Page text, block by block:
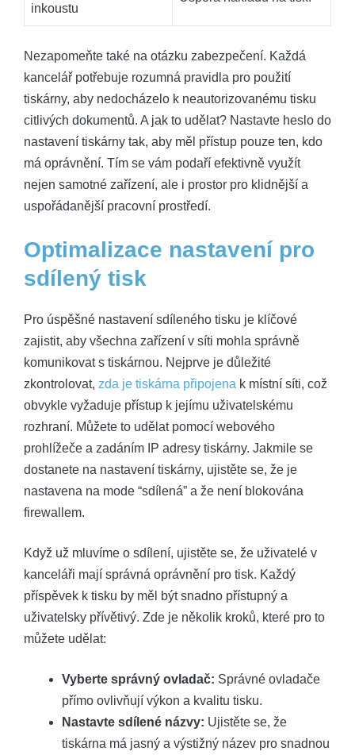
inkoustu
Nezapomeňte také na otázku zabezpečení. Každá
kancelář potřebuje rozumná pravidla pro použití
tiskárny, aby nedocházelo k neautorizovanému tisku
citlivých dokumentů. A jak to udělat? Nastavte heslo do
nastavení tiskárny tak, aby měl přístup pouze ten, kdo
má oprávnění. Tím se vám podaří efektivně využít
nejen samotné zařízení, ale i prostor pro klidnější a
uspořádanější pracovní prostředí.
Optimalizace nastavení pro
sdílený tisk
Pro úspěšné nastavení sdíleného tisku je klíčové
zajistit, aby všechna zařízení v síti mohla správně
komunikovat s tiskárnou. Nejprve je důležité
zkontrolovat, zda je tiskárna připojena k místní síti, což
obvykle vyžaduje přístup k jejímu uživatelskému
rozhraní. Můžete to udělat pomocí webového
prohlížeče a zadáním IP adresy tiskárny. Jakmile se
dostanete na nastavení tiskárny, ujistěte se, že je
nastavena na mode “sdílená” a že není blokována
firewallem.
Když už mluvíme o sdílení, ujistěte se, že uživatelé v
kanceláři mají správná oprávnění pro tisk. Každý
příspěvek k tisku by měl být snadno přístupný a
uživatelsky přívětivý. Zde je několik kroků, které pro to
můžete udělat:
Vyberte správný ovladač: Správné ovladače
přímo ovlivňují výkon a kvalitu tisku.
Nastavte sdílené názvy: Ujistěte se, že
tiskárna má jasný a výstižný název pro snadnou